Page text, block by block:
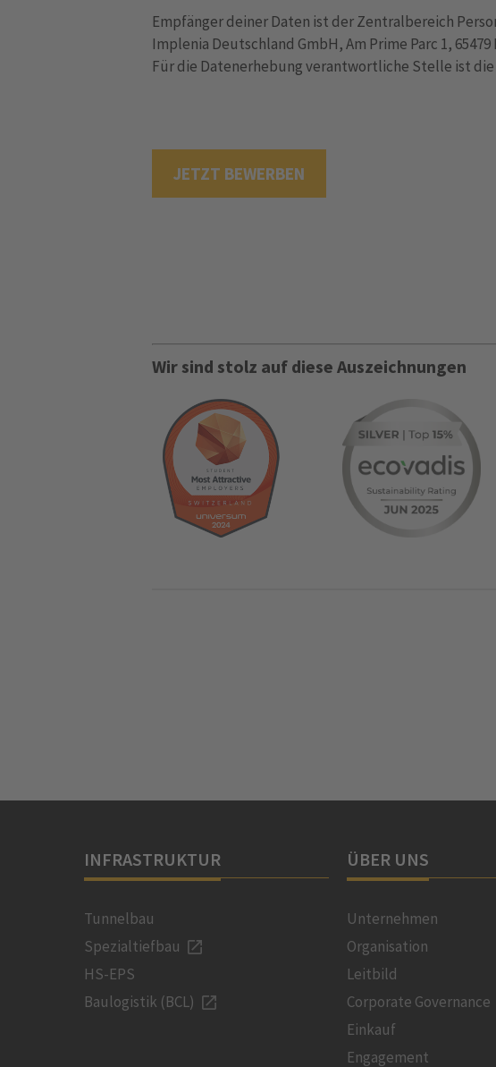
Empfänger deiner Daten ist der Zentralbereich
Implenia Deutschland GmbH, Am Prime Parc 1, 65479
Für die Datenerhebung verantwortliche Stelle ist
JETZT BEWERBEN
Wir sind stolz auf diese Auszeichnungen
INFRASTRUKTUR
Tunnelbau
Spezialtiefbau
HS-EPS
Baulogistik (BCL)
ÜBER UNS
Unternehmen
Organisation
Leitbild
Corporate Governance
Einkauf
Engagement